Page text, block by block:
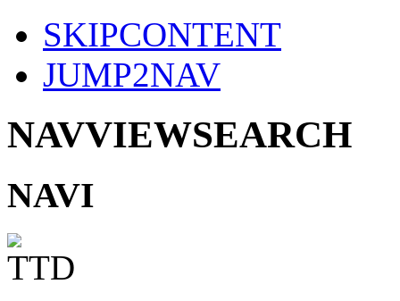
SKIPCONTENT
JUMP2NAV
NAVVIEWSEARCH
NAVI